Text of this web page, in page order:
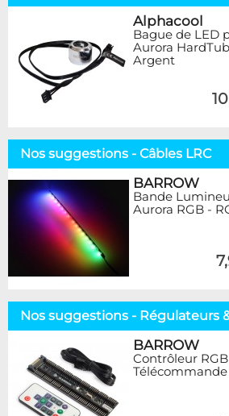
Alphacool
Bague de LED
Aurora
Argent
Nos suggestions - Câbles LRC
BARROW
Bande
Aurora RGB -
Nos suggestions - Régulateurs
BARROW
Contrôleur
Télécommande